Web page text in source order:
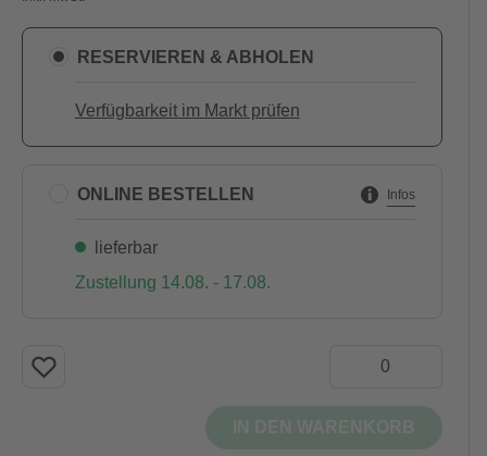
RESERVIEREN & ABHOLEN
Verfügbarkeit im Markt prüfen
ONLINE BESTELLEN Infos
lieferbar
Zustellung 14.08. - 17.08.